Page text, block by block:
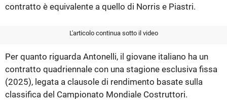
contratto è equivalente a quello di Norris e Piastri.
L'articolo continua sotto il video
Per quanto riguarda Antonelli, il giovane italiano ha un
contratto quadriennale con una stagione esclusiva fissa
(2025), legata a clausole di rendimento basate sulla
classifica del Campionato Mondiale Costruttori.